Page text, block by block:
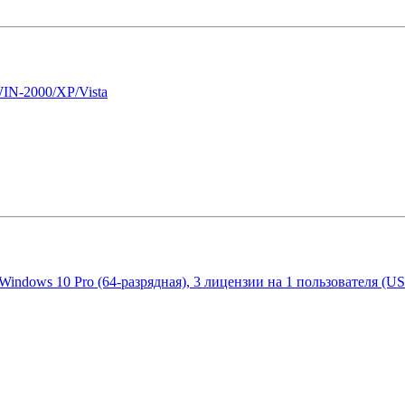
2000/XP/Vista
10 Pro (64-разрядная), 3 лицензии на 1 пользователя (US